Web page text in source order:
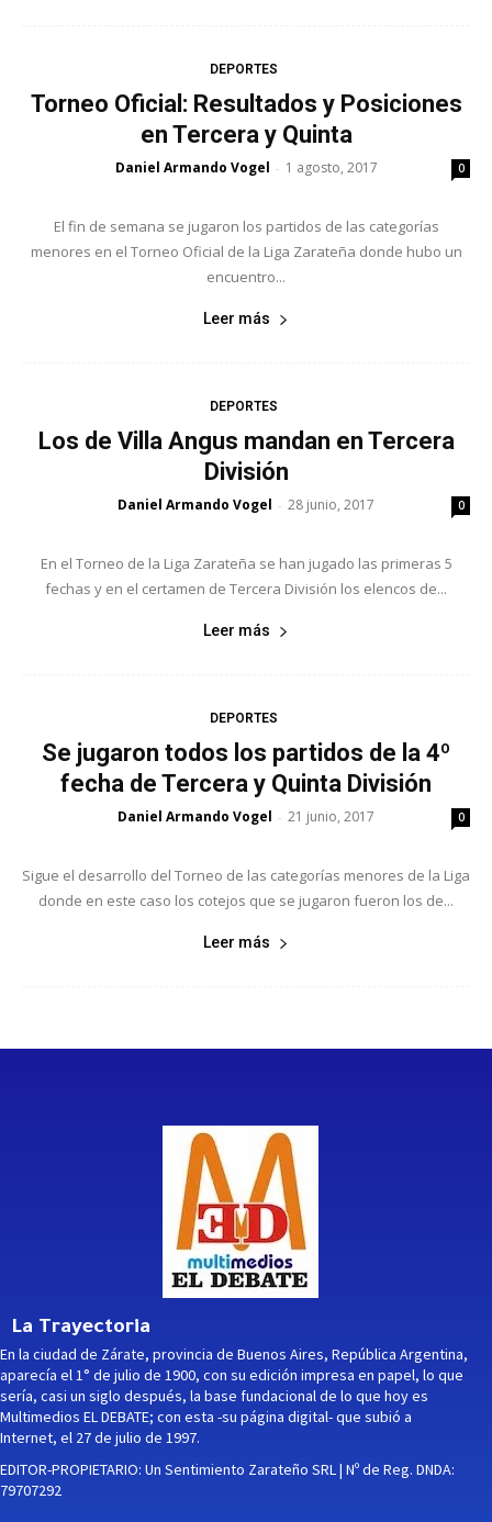
DEPORTES
Torneo Oficial: Resultados y Posiciones
en Tercera y Quinta
Daniel Armando Vogel - 1 agosto, 2017 0
El fin de semana se jugaron los partidos de las categorías
menores en el Torneo Oficial de la Liga Zarateña donde hubo un
encuentro...
Leer más
DEPORTES
Los de Villa Angus mandan en Tercera
División
Daniel Armando Vogel - 28 junio, 2017 0
En el Torneo de la Liga Zarateña se han jugado las primeras 5
fechas y en el certamen de Tercera División los elencos de...
Leer más
DEPORTES
Se jugaron todos los partidos de la 4º
fecha de Tercera y Quinta División
Daniel Armando Vogel - 21 junio, 2017 0
Sigue el desarrollo del Torneo de las categorías menores de la Liga
donde en este caso los cotejos que se jugaron fueron los de...
Leer más
La Trayectoria
En la ciudad de Zárate, provincia de Buenos Aires, República Argentina,
aparecía el 1° de julio de 1900, con su edición impresa en papel, lo que
sería, casi un siglo después, la base fundacional de lo que hoy es
Multimedios EL DEBATE; con esta -su página digital- que subió a
Internet, el 27 de julio de 1997.
EDITOR-PROPIETARIO: Un Sentimiento Zarateño SRL | Nº de Reg. DNDA:
79707292